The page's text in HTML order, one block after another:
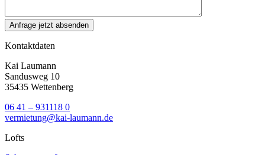
Kontaktdaten
Kai Laumann
Sandusweg 10
35435 Wettenberg
06 41 – 931118 0
vermietung@kai-laumann.de
Lofts